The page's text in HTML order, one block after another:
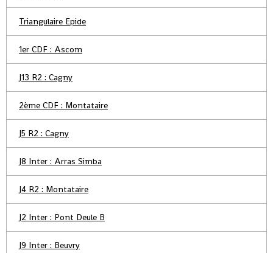
Triangulaire Epide
1er CDF : Ascom
J13 R2 : Cagny
2ème CDF : Montataire
J5 R2 : Cagny
J8 Inter : Arras Simba
J4 R2 : Montataire
J2 Inter : Pont Deule B
J9 Inter : Beuvry